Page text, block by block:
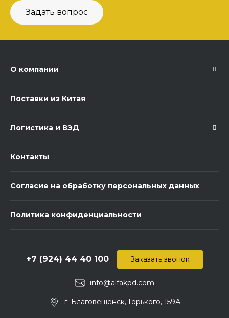
Задать вопрос
О компании
Поставки из Китая
Логистика и ВЭД
Контакты
Согласие на обработку персональных данных
Политика конфиденциальности
info@alfakpd.com
+7 (924) 44 40 100
г. Благовещенск, Горького, 159А
Заказать звонок